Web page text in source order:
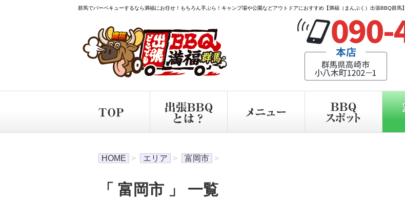
群馬でバーベキューするなら満福にお任せ！もちろん手ぶら！キャンプ場や公園などアウトドアにおすすめ【満福（まんぷく）出張BBQ群馬】
HOME > エリア > 富岡市 >
「 富岡市 」 一覧